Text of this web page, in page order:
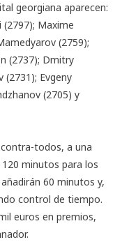
georgiana aparecen:
(2797); Maxime
(2759);
(2737); Dmitry
(2731); Evgeny
(2705) y
todos, a una
minutos para los
60 minutos y,
control de tiempo.
euros en premios,